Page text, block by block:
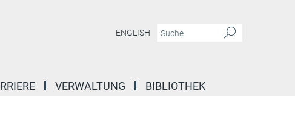
ENGLISH
VERWALTUNG BIBLIOTHEK